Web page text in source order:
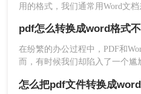
3、点击开始转换即可。
用的格式，我们通常用Word文
以我们会选择将PDF转Word再
享PDF转成Word文档的方法吧！
在纷繁的办公过程中，PDF和
而，有时候我们却陷入了一个尴
变得轻松愉快，它就像是魔法一